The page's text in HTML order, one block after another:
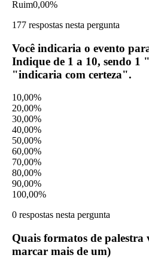
Ruim0,00%
177 respostas nesta pergunta
Você indicaria o evento
Indique de 1 a 10, sendo
"indicaria com certeza".
10,00%
20,00%
30,00%
40,00%
50,00%
60,00%
70,00%
80,00%
90,00%
100,00%
0 respostas nesta pergunta
Quais formatos de palestra
marcar mais de um)